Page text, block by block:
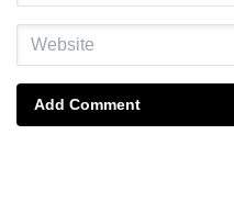
Add Comment